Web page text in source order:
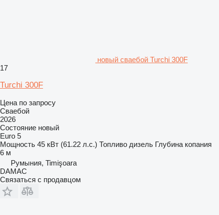
новый сваебой Turchi 300F
17
Turchi 300F
Цена по запросу
Сваебой
2026
Состояние новый
Euro 5
Мощность 45 кВт (61.22 л.с.) Топливо дизель Глубина копания
6 м
Румыния, Timişoara
DAMAC
Связаться с продавцом